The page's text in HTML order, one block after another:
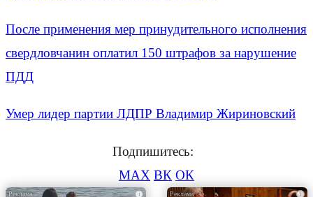
После применения мер принудительного исполнения
свердловчанин оплатил 150 штрафов за нарушение
ПДД
Умер лидер партии ЛДПР Владимир Жириновский
Подпишитесь:
MAX ВК ОК
i i